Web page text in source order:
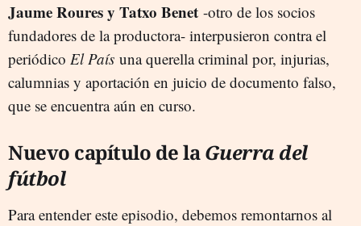
Jaume Roures y Tatxo Benet -otro de los socios
fundadores de la productora- interpusieron contra el
periódico El País una querella criminal por, injurias,
calumnias y aportación en juicio de documento falso,
que se encuentra aún en curso.
Nuevo capítulo de laGuerra del
fútbol
Para entender este episodio, debemos remontarnos al